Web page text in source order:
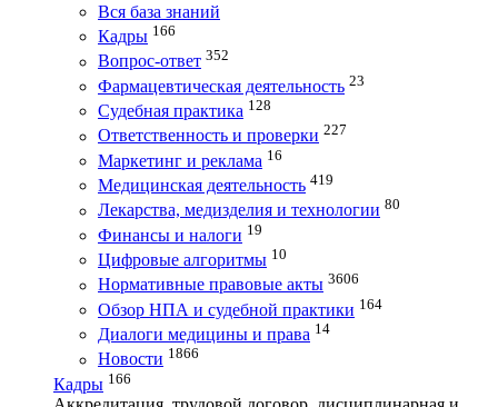
Вся база знаний
Кадры 166
Вопрос-ответ 352
Фармацевтическая деятельность 23
Судебная практика 128
Ответственность и проверки 227
Маркетинг и реклама 16
Медицинская деятельность 419
Лекарства, медизделия и технологии 80
Финансы и налоги 19
Цифровые алгоритмы 10
Нормативные правовые акты 3606
Обзор НПА и судебной практики 164
Диалоги медицины и права 14
Новости 1866
Кадры 166